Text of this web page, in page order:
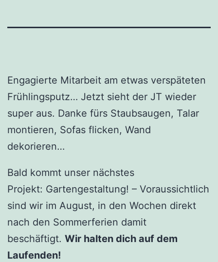
Engagierte Mitarbeit am etwas verspäteten
Frühlingsputz… Jetzt sieht der JT wieder
super aus. Danke fürs Staubsaugen, Talar
montieren, Sofas flicken, Wand
dekorieren…
Bald kommt unser nächstes
Projekt: Gartengestaltung! – Voraussichtlich
sind wir im August, in den Wochen direkt
nach den Sommerferien damit
beschäftigt. Wir halten dich auf dem
Laufenden!